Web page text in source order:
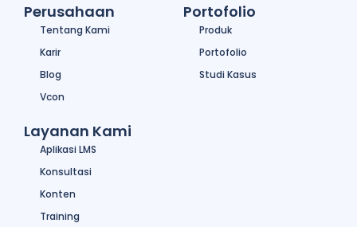
Perusahaan
Tentang Kami
Karir
Blog
Vcon
Portofolio
Produk
Portofolio
Studi Kasus
Layanan Kami
Aplikasi LMS
Konsultasi
Konten
Training